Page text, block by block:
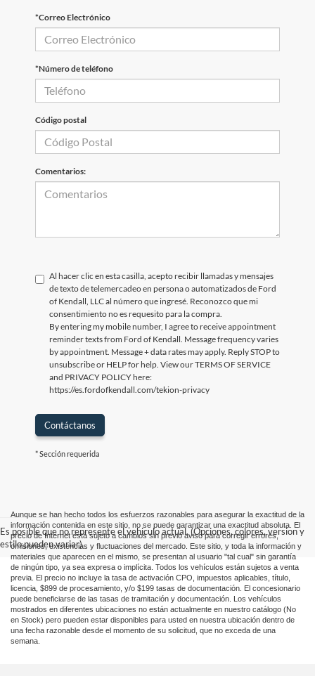
*Correo Electrónico
*Número de teléfono
Código postal
Comentarios:
Al hacer clic en esta casilla, acepto recibir llamadas y mensajes
de texto de telemercadeo en persona o automatizados de Ford
of Kendall, LLC al número que ingresé. Reconozco que mi
consentimiento no es requesito para la compra.
By entering my mobile number, I agree to receive appointment
reminder texts from Ford of Kendall. Message frequency varies
by appointment. Message + data rates may apply. Reply STOP to
unsubscribe or HELP for help. View our TERMS OF SERVICE
and PRIVACY POLICY here:
https://es.fordofkendall.com/tekion-privacy
Contáctanos
* Sección requerida
Es posible que no represente el vehiculo actual. (Opciones, colores, version y
estilo pueden variar)
Aunque se han hecho todos los esfuerzos razonables para asegurar la exactitud de la
información contenida en este sitio, no se puede garantizar una exactitud absoluta. El
precio de Internet está sujeto a cambios sin previo aviso para corregir errores,
omisiones, existencias y fluctuaciones del mercado. Este sitio, y toda la información y
materiales que aparecen en el mismo, se presentan al usuario "tal cual" sin garantía
de ningún tipo, ya sea expresa o implícita. Todos los vehículos están sujetos a venta
previa. El precio no incluye la tasa de activación CPO, impuestos aplicables, título,
licencia, $899 de procesamiento, y/o $199 tasas de documentación. El concesionario
puede beneficiarse de las tasas de tramitación y documentación. Los vehículos
mostrados en diferentes ubicaciones no están actualmente en nuestro catálogo (No
en Stock) pero pueden estar disponibles para usted en nuestra ubicación dentro de
una fecha razonable desde el momento de su solicitud, que no exceda de una
semana.